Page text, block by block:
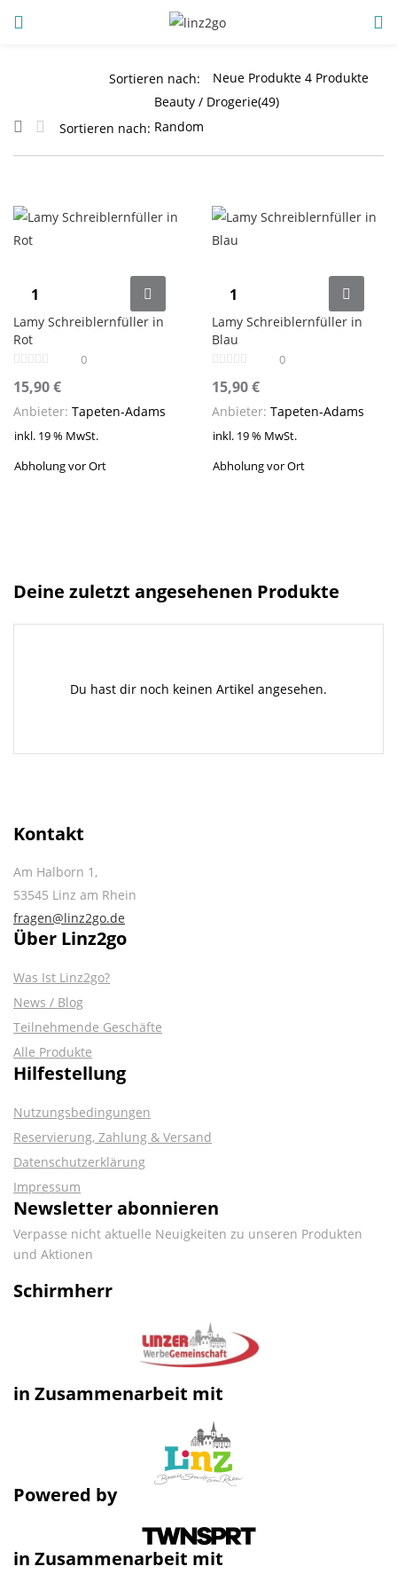
ANMELDUNG
sich anzumelden.
Angemeldet bleiben
Anmeldung
Passwort vergessen?
Sortieren nach:
Sortieren nach:
Lamy Schreiblernfüller in
Rot
0
15,90€
Anbieter: Tapeten-Adams
inkl. 19 % MwSt.
Abholung vor Ort
Lamy Schreiblernfüller in
Blau
0
15,90€
Anbieter: Tapeten-Adams
inkl. 19 % MwSt.
Abholung vor Ort
Deine zuletzt angesehenen Produkte
Du hast dir noch keinen Artikel angesehen.
Kontakt
Am Halborn 1,
53545 Linz am Rhein
fragen@linz2go.de
Über Linz2go
Was Ist Linz2go?
News / Blog
Teilnehmende Geschäfte
Alle Produkte
Hilfestellung
Nutzungsbedingungen
Reservierung, Zahlung & Versand
Datenschutzerklärung
Impressum
Newsletter abonnieren
Verpasse nicht aktuelle Neuigkeiten zu unseren Produkten
und Aktionen
Schirmherr
in Zusammenarbeit mit
Powered by
in Zusammenarbeit mit